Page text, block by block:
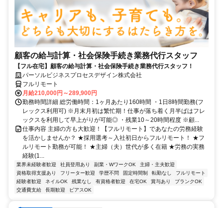
顧客の給与計算・社会保険手続き業務代行スタッフ
【フル在宅】顧客の給与計算・社会保険手続き業務代行スタッフ！
パーソルビジネスプロセスデザイン株式会社
フルリモート
月給210,000円～289,900円
勤務時間詳細 総労働時間：1ヶ月あたり160時間 ・1日8時間勤務(フ
レックス利用可) ※月末月初は繁忙期！仕事が落ち着く月半ばはフレ
ックスを利用して早上がりが可能◎ ・残業10～20時間程度 ※顧...
仕事内容 主婦の方も大歓迎！【フルリモート】であなたの労務経験
を活かしませんか？ ★採用選考～入社初日からフルリモート！ ★フ
ルリモート勤務が可能！ ★主婦（夫）世代が多く在籍 ★労務の実務
経験(1...
業界未経験者歓迎 社員登用あり 副業・WワークOK
主婦・主夫歓迎
資格取得支援あり
フリーター歓迎 学歴不問 固定時間制 転勤なし
フルリモート
経験者歓迎
ネイルOK 残業なし 有資格者歓迎 在宅OK 賞与あり
ブランクOK
交通費支給
長期歓迎 ピアスOK